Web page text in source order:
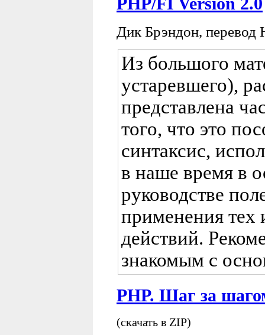
Дик Брэндон, перевод
Из большого
устаревшего),
представлена
того, что это
синтаксис,
в наше время в
руководстве
применения тех
действий.
знакомым с
PHP. Шаг за
(скачать в ZIP)